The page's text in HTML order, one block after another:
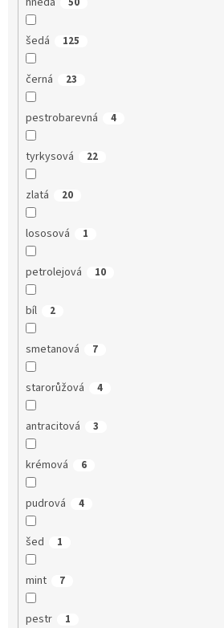
šedá 125
černá 23
pestrobarevná 4
tyrkysová 22
zlatá 20
lososová 1
petrolejová 10
bíl 2
smetanová 7
starorůžová 4
antracitová 3
krémová 6
pudrová 4
šed 1
mint 7
pestr 1